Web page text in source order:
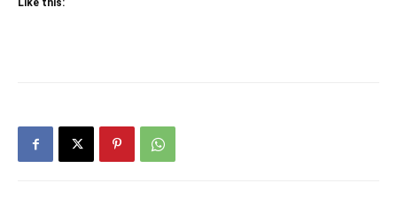
Like this: